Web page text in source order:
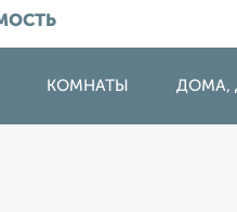
КОМНАТЫ ДОМА,